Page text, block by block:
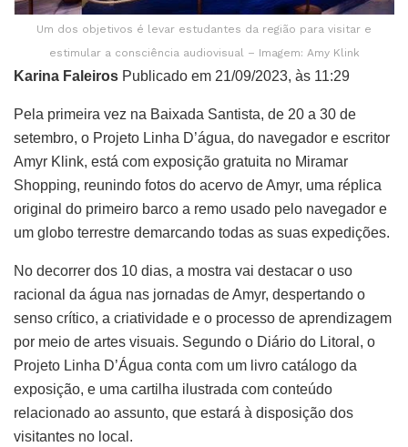
Um dos objetivos é levar estudantes da região para visitar e
estimular a consciência audiovisual – Imagem: Amy Klink
Karina Faleiros Publicado em 21/09/2023, às 11:29
Pela primeira vez na Baixada Santista, de 20 a 30 de
setembro, o Projeto Linha D’água, do navegador e escritor
Amyr Klink, está com exposição gratuita no Miramar
Shopping, reunindo fotos do acervo de Amyr, uma réplica
original do primeiro barco a remo usado pelo navegador e
um globo terrestre demarcando todas as suas expedições.
No decorrer dos 10 dias, a mostra vai destacar o uso
racional da água nas jornadas de Amyr, despertando o
senso crítico, a criatividade e o processo de aprendizagem
por meio de artes visuais. Segundo o Diário do Litoral, o
Projeto Linha D’Água conta com um livro catálogo da
exposição, e uma cartilha ilustrada com conteúdo
relacionado ao assunto, que estará à disposição dos
visitantes no local.